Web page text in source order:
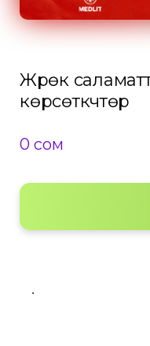
Жүрөк
көрсөткүчтөрү
0 сом
.